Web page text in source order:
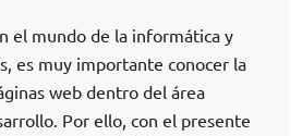
el mundo de la informática y
es muy importante conocer la
web dentro del área
Por ello, con el presente